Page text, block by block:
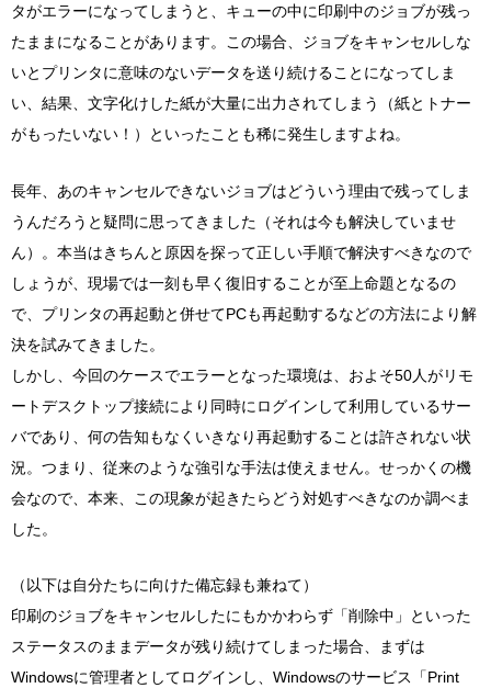
タがエラーになってしまうと、キューの中に印刷中のジョブが残っ
たままになることがあります。この場合、ジョブをキャンセルしな
いとプリンタに意味のないデータを送り続けることになってしま
い、結果、文字化けした紙が大量に出力されてしまう（紙とトナー
がもったいない！）といったことも稀に発生しますよね。
長年、あのキャンセルできないジョブはどういう理由で残ってしま
うんだろうと疑問に思ってきました（それは今も解決していませ
ん）。本当はきちんと原因を探って正しい手順で解決すべきなので
しょうが、現場では一刻も早く復旧することが至上命題となるの
で、プリンタの再起動と併せてPCも再起動するなどの方法により解
決を試みてきました。
しかし、今回のケースでエラーとなった環境は、およそ50人がリモ
ートデスクトップ接続により同時にログインして利用しているサー
バであり、何の告知もなくいきなり再起動することは許されない状
況。つまり、従来のような強引な手法は使えません。せっかくの機
会なので、本来、この現象が起きたらどう対処すべきなのか調べま
した。
（以下は自分たちに向けた備忘録も兼ねて）
印刷のジョブをキャンセルしたにもかかわらず「削除中」といった
ステータスのままデータが残り続けてしまった場合、まずは
Windowsに管理者としてログインし、Windowsのサービス「Print